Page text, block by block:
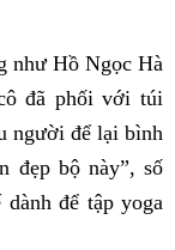
như Hồ Ngọc Hà
đã phối với túi
người để lại bình
đẹp bộ này”, số
để tập yoga